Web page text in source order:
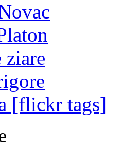
ziare
[flickr tags]